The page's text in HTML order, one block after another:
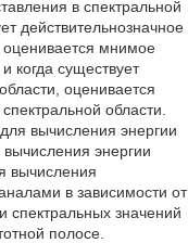
в спектральной
действительнозначное
оценивается мнимое
когда существует
оценивается
области.
вычисления энергии
энергии
вычисления
в зависимости от
спектральных значений
полосе.